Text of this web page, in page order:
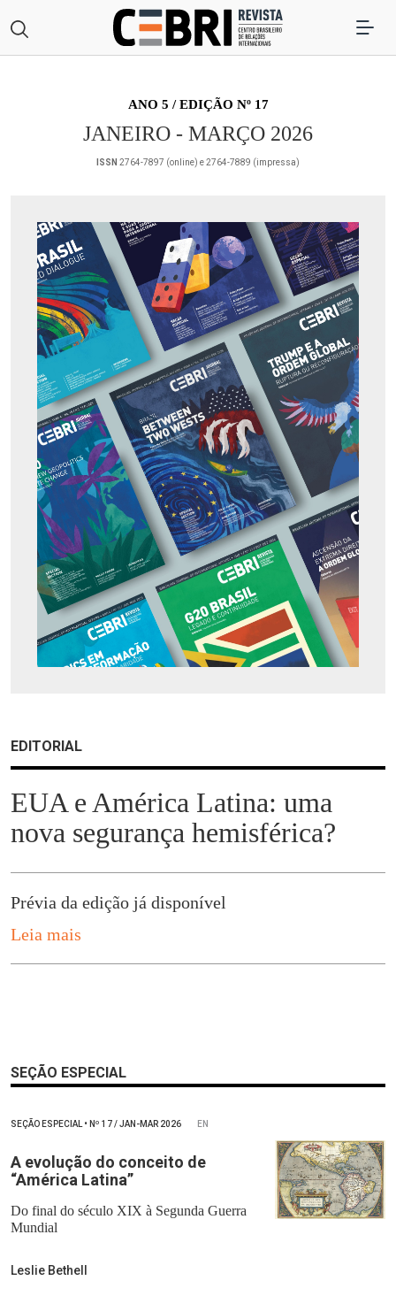
ANO 5 / EDIÇÃO Nº 17
JANEIRO - MARÇO 2026
ISSN 2764-7897 (online) e 2764-7889 (impressa)
EDITORIAL
EUA e América Latina: uma
nova segurança hemisférica?
Prévia da edição já disponível
Leia mais
SEÇÃO ESPECIAL
SEÇÃO ESPECIAL • Nº 17 / JAN-MAR 2026 EN
A evolução do conceito de
“América Latina”
Do final do século XIX à Segunda Guerra
Mundial
Leslie Bethell